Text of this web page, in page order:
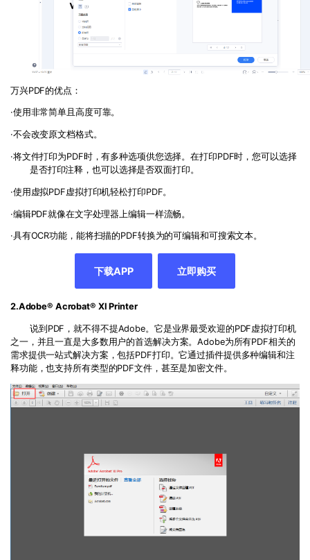
万兴PDF的优点：
·使用非常简单且高度可靠。
·不会改变原文档格式。
·将文件打印为PDF时，有多种选项供您选择。在打印PDF时，您可以选择
是否打印注释，也可以选择是否双面打印。
·使用虚拟PDF虚拟打印机轻松打印PDF。
·编辑PDF就像在文字处理器上编辑一样流畅。
·具有OCR功能，能将扫描的PDF转换为的可编辑和可搜索文本。
下载APP 立即购买
2.Adobe® Acrobat® XI Printer
说到PDF，就不得不提Adobe。它是业界最受欢迎的PDF虚拟打印机
之一，并且一直是大多数用户的首选解决方案。Adobe为所有PDF相关的
需求提供一站式解决方案，包括PDF打印。它通过插件提供多种编辑和注
释功能，也支持所有类型的PDF文件，甚至是加密文件。